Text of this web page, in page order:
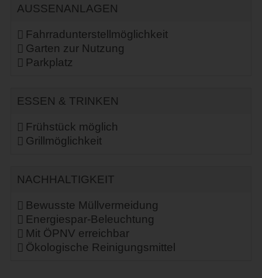
AUSSENANLAGEN
Fahrradunterstellmöglichkeit
Garten zur Nutzung
Parkplatz
ESSEN & TRINKEN
Frühstück möglich
Grillmöglichkeit
NACHHALTIGKEIT
Bewusste Müllvermeidung
Energiespar-Beleuchtung
Mit ÖPNV erreichbar
Ökologische Reinigungsmittel